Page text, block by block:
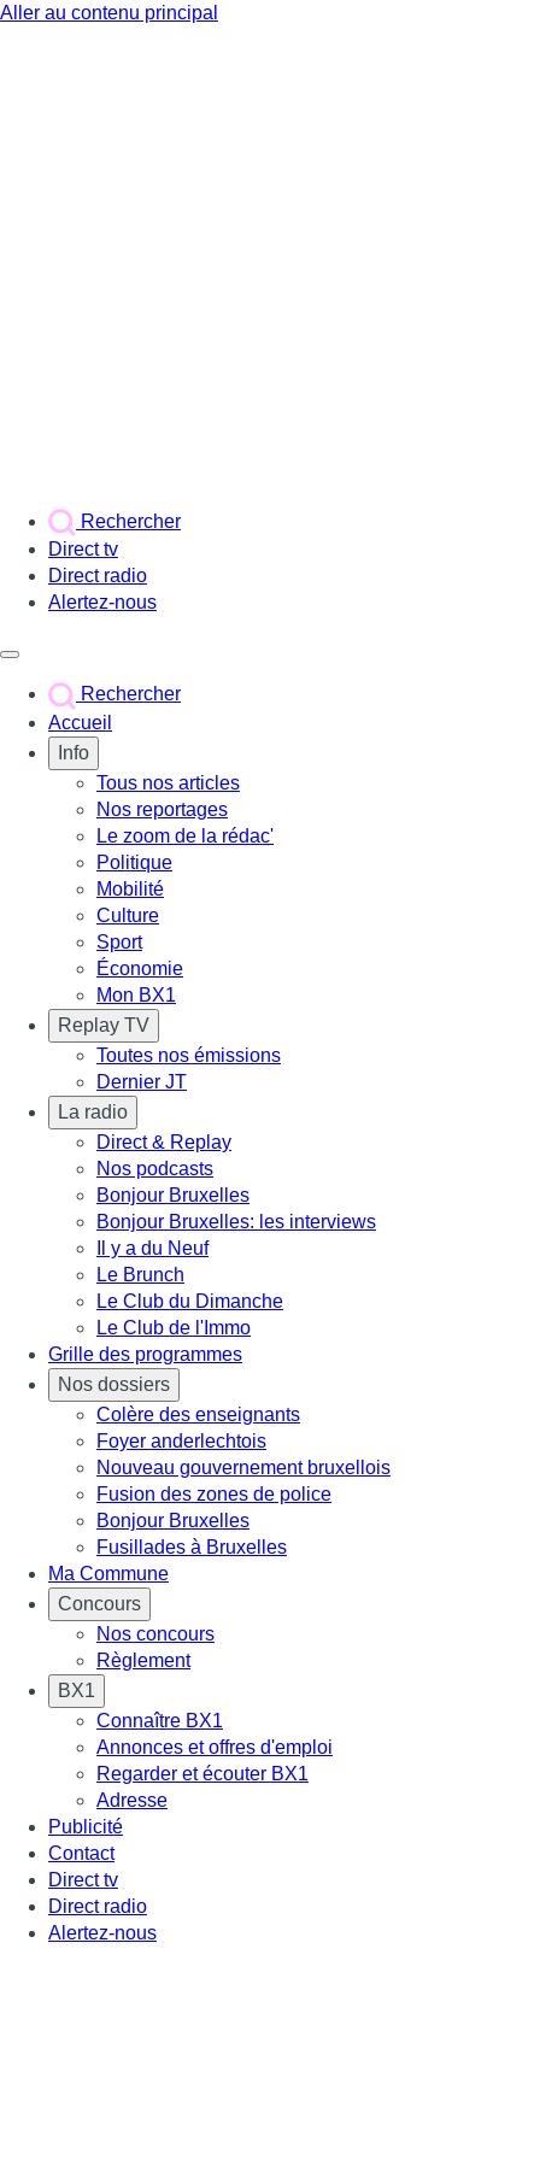
Aller au contenu principal
Rechercher
Direct tv
Direct radio
Alertez-nous
Rechercher
Accueil
Info
Tous nos articles
Nos reportages
Le zoom de la rédac'
Politique
Mobilité
Culture
Sport
Économie
Mon BX1
Replay TV
Toutes nos émissions
Dernier JT
La radio
Direct & Replay
Nos podcasts
Bonjour Bruxelles
Bonjour Bruxelles: les interviews
Il y a du Neuf
Le Brunch
Le Club du Dimanche
Le Club de l'Immo
Grille des programmes
Nos dossiers
Colère des enseignants
Foyer anderlechtois
Nouveau gouvernement bruxellois
Fusion des zones de police
Bonjour Bruxelles
Fusillades à Bruxelles
Ma Commune
Concours
Nos concours
Règlement
BX1
Connaître BX1
Annonces et offres d'emploi
Regarder et écouter BX1
Adresse
Publicité
Contact
Direct tv
Direct radio
Alertez-nous